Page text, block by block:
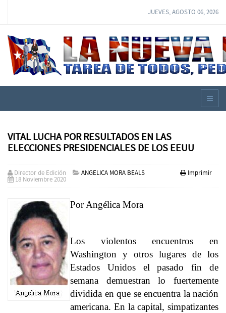
JUEVES, AGOSTO 06, 2026
VITAL LUCHA POR RESULTADOS EN LAS
ELECCIONES PRESIDENCIALES DE LOS EEUU
Imprimir
Director de Edición ANGELICA MORA BEALS
18 Noviembre 2020
Por Angélica Mora
Los violentos encuentros en
Washington y otros lugares de los
Estados Unidos el pasado fin de
semana demuestran lo fuertemente
dividida en que se encuentra la nación
americana. En la capital, simpatizantes